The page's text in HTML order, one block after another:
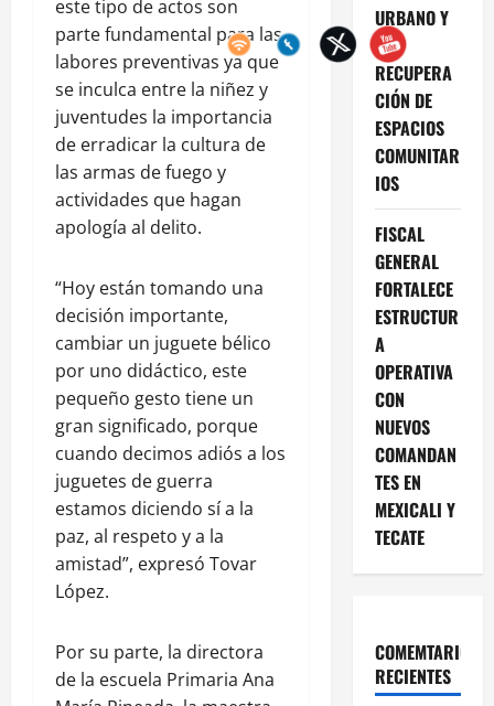
este tipo de actos son
parte fundamental para las
labores preventivas ya que
se inculca entre la niñez y
juventudes la importancia
de erradicar la cultura de
las armas de fuego y
actividades que hagan
apología al delito.
“Hoy están tomando una
decisión importante,
cambiar un juguete bélico
por uno didáctico, este
pequeño gesto tiene un
gran significado, porque
cuando decimos adiós a los
juguetes de guerra
estamos diciendo sí a la
paz, al respeto y a la
amistad”, expresó Tovar
López.
Por su parte, la directora
de la escuela Primaria Ana
URBANO Y
LA
RECUPERA
CIÓN DE
ESPACIOS
COMUNITAR
IOS
FISCAL
GENERAL
FORTALECE
ESTRUCTUR
A
OPERATIVA
CON
NUEVOS
COMANDAN
TES EN
MEXICALI Y
TECATE
COMEMTARIOS
RECIENTES